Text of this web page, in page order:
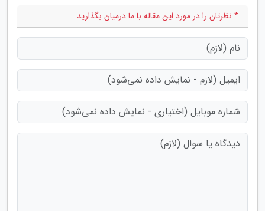
* نظرتان را در مورد این مقاله با ما درمیان بگذارید